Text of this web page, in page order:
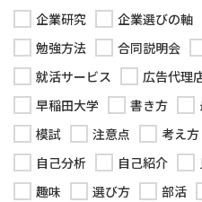
企業研究
企業選びの軸
勉強方法
合同説明会
就活サービス
広告代理
早稲田大学
書き方
模試
注意点 考え方
自己分析
自己紹介
趣味
選び方 部活